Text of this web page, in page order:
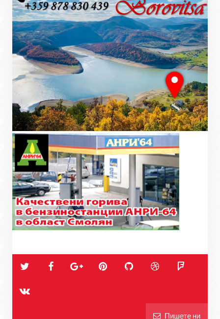
Пишете ни